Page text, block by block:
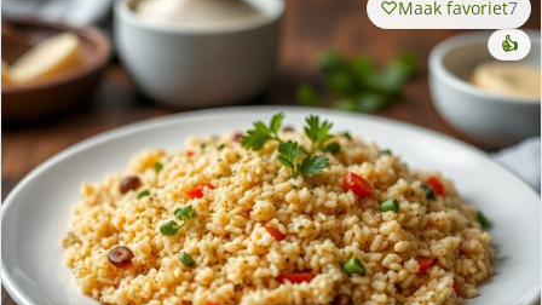
Maak favoriet7
👍